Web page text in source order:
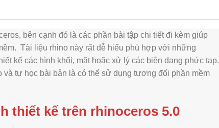
bên cạnh đó là các phần bài tập chi tiết đi kèm giúp
Tài liệu rhino này rất dễ hiểu phù hợp với những
kế các hình khối, mặt hoặc xử lý các biên dạng phức tạp.
và tự học bài bản là có thể sử dụng tương đối phần mềm
thiết kế trên rhinoceros 5.0